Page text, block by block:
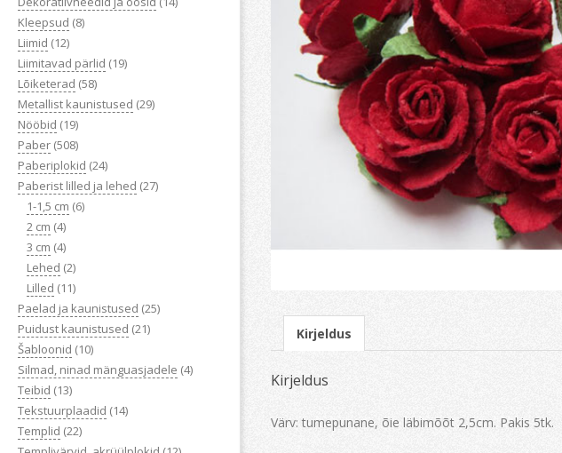
Kleepsud (8)
Liimid (12)
Liimitavad pärlid (19)
Lõiketerad (58)
Metallist kaunistused (29)
Nööbid (19)
Paber (508)
Paberiplokid (24)
Paberist lilled ja lehed (27)
1-1,5 cm (6)
2 cm (4)
3 cm (4)
Lehed (2)
Lilled (11)
Paelad ja kaunistused (25)
Puidust kaunistused (21)
Šabloonid (10)
Silmad, ninad mänguasjadele (4)
Teibid (13)
Tekstuurplaadid (14)
Templid (22)
Kirjeldus
Kirjeldus
Värv: tumepunane, õie läbimõõt 2,5cm. Pakis 5tk.